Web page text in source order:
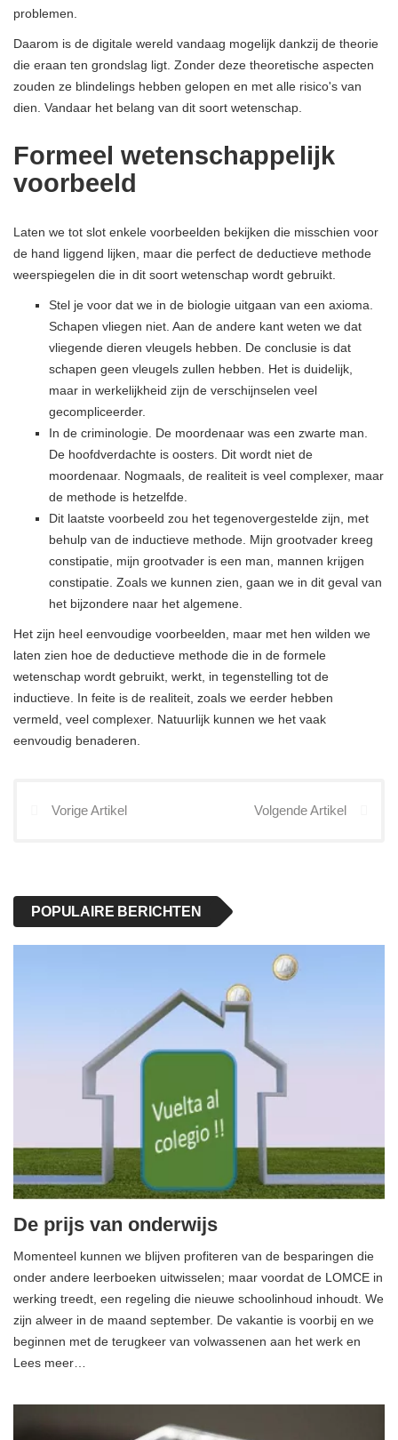
problemen.
Daarom is de digitale wereld vandaag mogelijk dankzij de theorie
die eraan ten grondslag ligt. Zonder deze theoretische aspecten
zouden ze blindelings hebben gelopen en met alle risico's van
dien. Vandaar het belang van dit soort wetenschap.
Formeel wetenschappelijk
voorbeeld
Laten we tot slot enkele voorbeelden bekijken die misschien voor
de hand liggend lijken, maar die perfect de deductieve methode
weerspiegelen die in dit soort wetenschap wordt gebruikt.
Stel je voor dat we in de biologie uitgaan van een axioma.
Schapen vliegen niet. Aan de andere kant weten we dat
vliegende dieren vleugels hebben. De conclusie is dat
schapen geen vleugels zullen hebben. Het is duidelijk,
maar in werkelijkheid zijn de verschijnselen veel
gecompliceerder.
In de criminologie. De moordenaar was een zwarte man.
De hoofdverdachte is oosters. Dit wordt niet de
moordenaar. Nogmaals, de realiteit is veel complexer, maar
de methode is hetzelfde.
Dit laatste voorbeeld zou het tegenovergestelde zijn, met
behulp van de inductieve methode. Mijn grootvader kreeg
constipatie, mijn grootvader is een man, mannen krijgen
constipatie. Zoals we kunnen zien, gaan we in dit geval van
het bijzondere naar het algemene.
Het zijn heel eenvoudige voorbeelden, maar met hen wilden we
laten zien hoe de deductieve methode die in de formele
wetenschap wordt gebruikt, werkt, in tegenstelling tot de
inductieve. In feite is de realiteit, zoals we eerder hebben
vermeld, veel complexer. Natuurlijk kunnen we het vaak
eenvoudig benaderen.
Vorige Artikel Volgende Artikel
POPULAIRE BERICHTEN
De prijs van onderwijs
Momenteel kunnen we blijven profiteren van de besparingen die
onder andere leerboeken uitwisselen; maar voordat de LOMCE in
werking treedt, een regeling die nieuwe schoolinhoud inhoudt. We
zijn alweer in de maand september. De vakantie is voorbij en we
beginnen met de terugkeer van volwassenen aan het werk en
Lees meer…